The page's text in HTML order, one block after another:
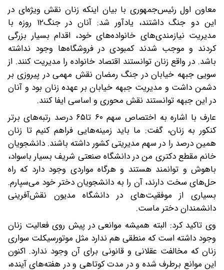
معاون اول رئیس‌جمهوری با بیان اینکه زنان نقش ویژه‌ای در
این دو جنگ داشتند، یادآور شد: آنان در جنگ۱۲ روزه با
مدیریت نیازمندی‌های خانواده‌های خود، اقدام بسیار بزرگی
کردند و موجب شدند کمبودی در فروشگاه‌ها وجود نداشته
باشد. در واقع زنان توانستند اقتصاد خانواده را مدیریت کنند. از
سویی جبهه خیابان در جنگ رمضان نقش مهمی در پیروزی بر
دشمن داشت و مدیریت جبهه خیابان بر عهده زنان بود و آنان
در این جبهه توانستند نقش محوری و اساسی ایفا کنند.
عارف با اشاره به اختصاص سهم ۶۰ تا۶۵ درصد رتبه‌های برتر
کنکور به زنان، گفت: ما باید زمینه‌هایی فراهم کنیم تا زنان
همین درصد را در سهم مدیریتی کشور داشته باشند. دانشجویان
خانم مقطع دکتری من در دانشگاه صنعتی شریف بسیار باسواد،
باهوش و توانمند هستند و هرگاه مواردی وجود دارد که راه
حل‌های سخت دارند، آن را به دانشجویان دختر خود می‌سپارم.
بسیاری از موفقیت‌های در دانشگاه مدیون نقش‌آفرینی
دانشمندان دختر ماست.
وی تاکید کرد: البته همیشه موانعی در پیش روی فعالیت زنان
وجود داشته است که منطقی هم ندارد مثل موتورسیکلت سواری
زنان که مخالفت عقلانی و قانونی برای آن وجود ندارد. اکنون
این موانع برطرف شده و در مدت کوتاهی و در هفته‌های آینده،